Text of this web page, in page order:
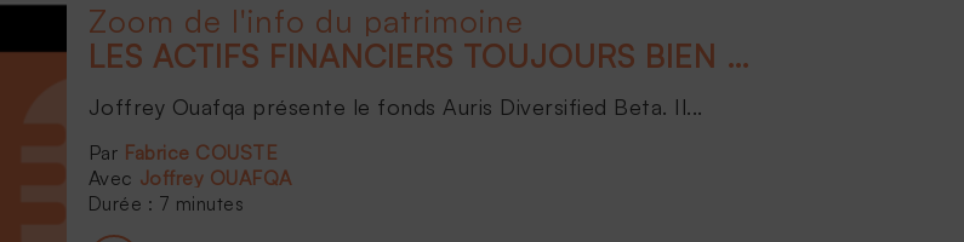
Zoom de l'info du patrimoine
LES ACTIFS FINANCIERS TOUJOURS BIEN ORIENTÉS POUR 2024 !
Joffrey Ouafqa présente le fonds Auris Diversified Beta. Il...
Fabrice COUSTE
Joffrey OUAFQA
Durée : 7 minutes